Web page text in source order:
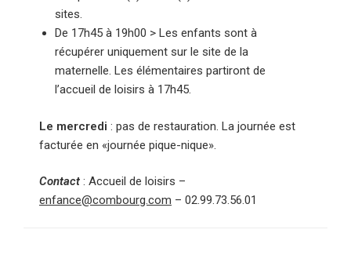
sites.
De 17h45 à 19h00 > Les enfants sont à
récupérer uniquement sur le site de la
maternelle. Les élémentaires partiront de
l’accueil de loisirs à 17h45.
Le mercredi : pas de restauration. La journée est
facturée en «journée pique-nique».
Contact : Accueil de loisirs –
enfance@combourg.com – 02.99.73.56.01